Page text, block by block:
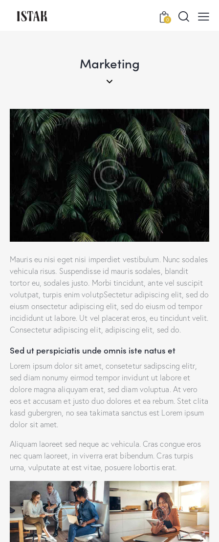
0
Marketing
Mauris eu nisi eget nisi imperdiet vestibulum. Nunc sodales
vehicula risus. Suspendisse id mauris sodales, blandit
tortor eu, sodales justo. Morbi tincidunt, ante vel suscipit
volutpat, turpis enim volutpSectetur adipiscing elit, sed do
eiusm onsectetur adipiscing elit, sed do eiusm od tempor
incididunt ut labore. Ut vel placerat eros, eu tincidunt velit.
Consectetur adipiscing elit, adipiscing elit, sed do.
Sed ut perspiciatis unde omnis iste natus et
Lorem ipsum dolor sit amet, consetetur sadipscing elitr,
sed diam nonumy eirmod tempor invidunt ut labore et
dolore magna aliquyam erat, sed diam voluptua. At vero
eos et accusam et justo duo dolores et ea rebum. Stet clita
kasd gubergren, no sea takimata sanctus est Lorem ipsum
dolor sit amet.
Aliquam laoreet sed neque ac vehicula. Cras congue eros
nec quam laoreet, in viverra erat bibendum. Cras turpis
urna, vulputate at est vitae, posuere lobortis erat.